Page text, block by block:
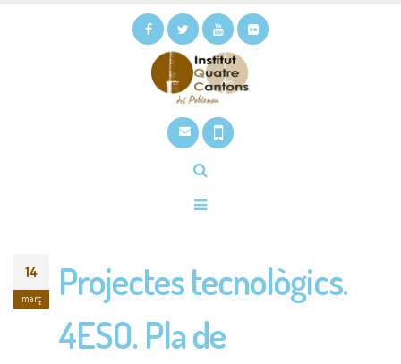
14
març
Projectes tecnològics.
4ESO. Pla de